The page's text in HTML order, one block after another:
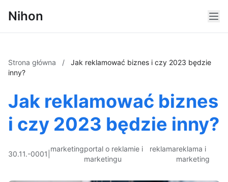
Nihon
Strona główna /
Jak reklamować biznes i czy 2023 będzie
inny?
Jak reklamować biznes
i czy 2023 będzie inny?
30.11.-0001
marketingportal o reklamie i
marketingu
reklamareklama i
marketing